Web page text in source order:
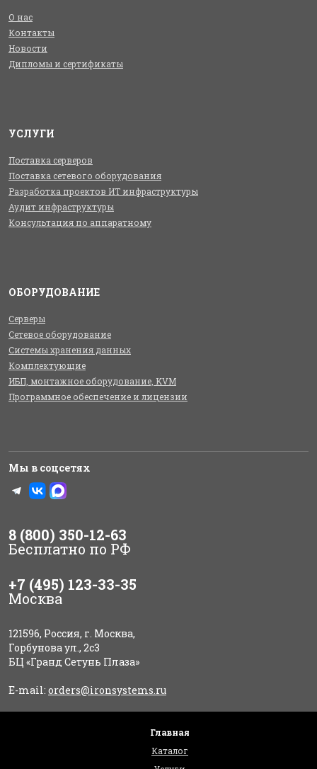
О нас
Контакты
Новости
Дипломы и сертификаты
УСЛУГИ
Поставка серверов
Поставка сетевого оборудования
Разработка проектов ИТ инфраструктуры
Аудит инфраструктуры
Консультация по аппаратному
ОБОРУДОВАНИЕ
Серверы
Сетевое оборудование
Системы хранения данных
Комплектующие
ИБП, монтажное оборудование, KVM
Программное обеспечение и лицензии
Мы в соцсетях
8 (800) 350-12-63
Бесплатно по РФ
+7 (495) 123-33-35
Москва
121596, Россия, г. Москва,
Горбунова ул., 2с3
БЦ «Гранд Сетунь Плаза»
E-mail: orders@ironsystems.ru
Главная
Каталог